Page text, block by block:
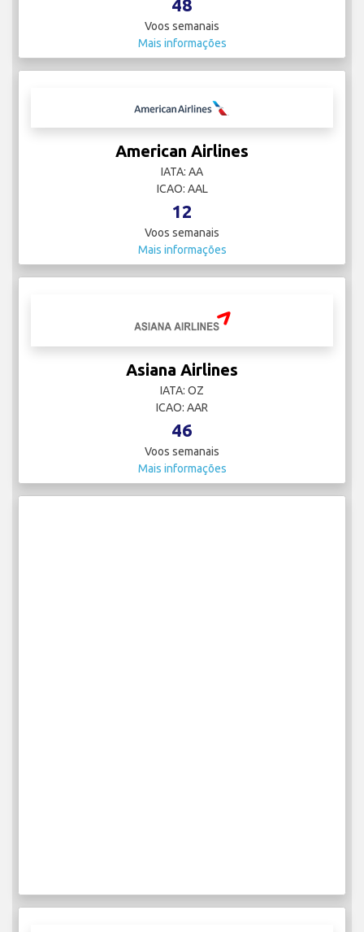
48
Voos semanais
Mais informações
American Airlines
IATA: AA
ICAO: AAL
12
Voos semanais
Mais informações
Asiana Airlines
IATA: OZ
ICAO: AAR
46
Voos semanais
Mais informações